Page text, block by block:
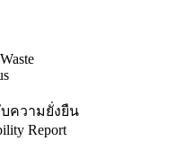
ความยั่งยืน
Report